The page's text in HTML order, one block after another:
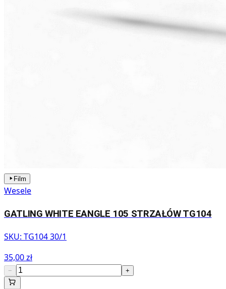
Film
Wesele
GATLING WHITE EANGLE 105 STRZAŁÓW TG104
SKU: TG104 30/1
35,00 zł
− +